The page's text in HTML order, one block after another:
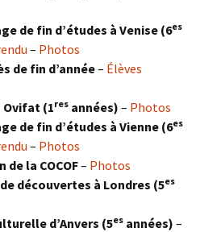
de fin d’études à Venise (6es
– Photos
de fin d’année– Élèves
Ovifat (1res années) – Photos
de fin d’études à Vienne (6es
– Photos
de la COCOF– Photos
découvertes à Londres (5es
d’Anvers (5es années) –